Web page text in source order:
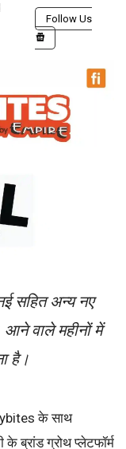
Follow Us
सहित अन्य नए
आने वाले महीनों में
है।
के साथ
ब्रांड ग्रोथ प्लेटफॉर्म